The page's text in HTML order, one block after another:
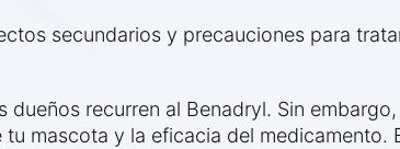
secundarios y precauciones para
recurren al Benadryl. Sin
mascota y la eficacia del medicamento.